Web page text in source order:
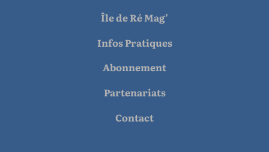
Île de Ré Mag’
Infos Pratiques
Abonnement
Partenariats
Contact